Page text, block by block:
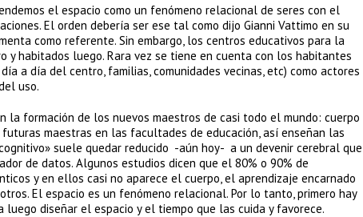
el espacio como un fenómeno relacional de seres con el
El orden debería ser ese tal como dijo Gianni Vattimo en su
como referente. Sin embargo, los centros educativos para la
habitados luego. Rara vez se tiene en cuenta con los habitantes
a día del centro, familias, comunidades vecinas, etc) como actores
uso.
formación de los nuevos maestros de casi todo el mundo: cuerpo
maestras en las facultades de educación, así enseñan las
suele quedar reducido -aún hoy- a un devenir cerebral que
de datos. Algunos estudios dicen que el 80% o 90% de
y en ellos casi no aparece el cuerpo, el aprendizaje encarnado
El espacio es un fenómeno relacional. Por lo tanto, primero hay
diseñar el espacio y el tiempo que las cuida y favorece.